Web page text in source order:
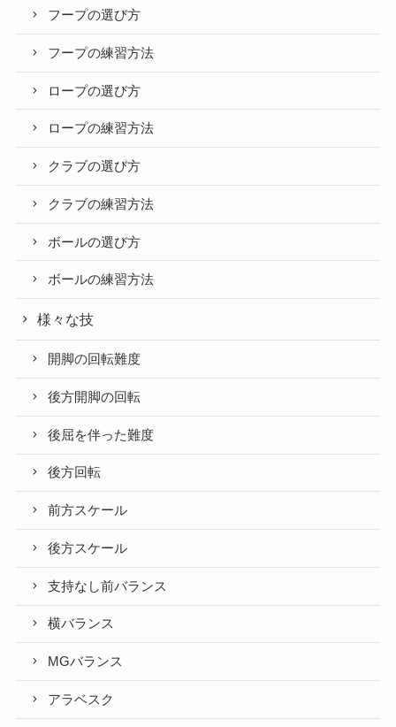
フープの選び方
フープの練習方法
ロープの選び方
ロープの練習方法
クラブの選び方
クラブの練習方法
ボールの選び方
ボールの練習方法
様々な技
開脚の回転難度
後方開脚の回転
後屈を伴った難度
後方回転
前方スケール
後方スケール
支持なし前バランス
横バランス
MGバランス
アラベスク